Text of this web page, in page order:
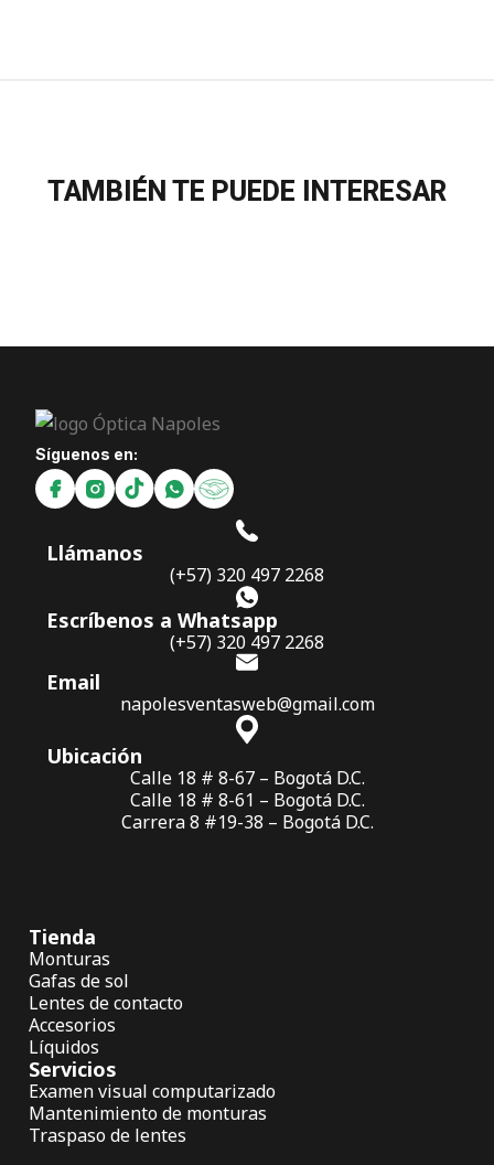
TAMBIÉN TE PUEDE INTERESAR
Síguenos en:
Llámanos
(+57) 320 497 2268
Escríbenos a Whatsapp
(+57) 320 497 2268
Email
napolesventasweb@gmail.com
Ubicación
Calle 18 # 8-67 – Bogotá D.C.
Calle 18 # 8-61 – Bogotá D.C.
Carrera 8 #19-38 – Bogotá D.C.
Tienda
Monturas
Gafas de sol
Lentes de contacto
Accesorios
Líquidos
Servicios
Examen visual computarizado
Mantenimiento de monturas
Traspaso de lentes